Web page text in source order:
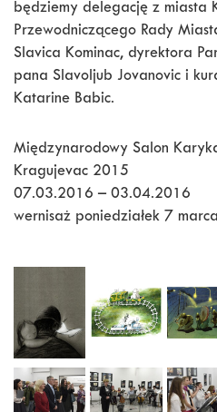
będziemy delegację z miasta
Przewodniczącego Rady
Slavica Kominac, dyrektora
pana Slavoljub Jovanovic i
Katarine Babic.
Międzynarodowy Salon
Kragujevac 2015
07.03.2016 – 03.04.2016
wernisaż poniedziałek 7